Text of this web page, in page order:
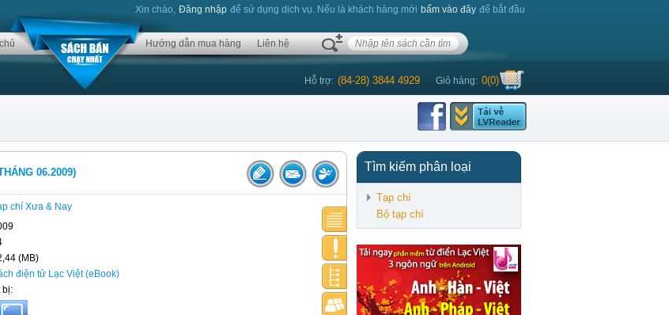
Xin chào, Đăng nhập để sử dụng dịch vụ. Nếu là khách hàng mới bấm vào đây để bắt đầu
Hướng dẫn mua hàng Liên hệ
Hỗ trợ: (84-28) 3844 4929 Giỏ hàng: 0(0)
Tìm kiếm phân loại
Tạp chí
Bộ tạp chí
06.2009)
chí Xưa & Nay
(MB)
điện tử Lạc Việt (eBook)
bị: